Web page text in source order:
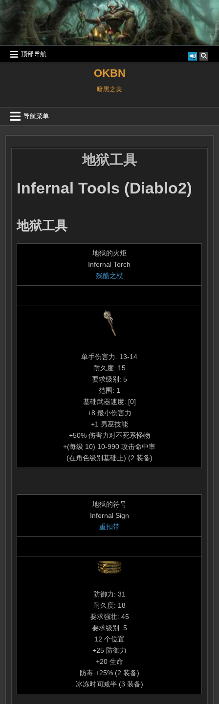
跳
至
顶部导航
OKBN
暗黑之美
导航菜单
地狱工具
Infernal Tools (Diablo2)
地狱工具
地狱的火炬
Infernal Torch
残酷之杖
单手伤害力: 13-14
耐久度: 15
要求级别: 5
范围: 1
基础武器速度: [0]
+8 最小伤害力
+1 男巫技能
+50% 伤害力对不死系怪物
+(每级 10) 10-990 攻击命中率
(在角色级别基础上) (2 装备)
地狱的符号
Infernal Sign
重扣带
防御力: 31
耐久度: 18
要求强壮: 45
要求级别: 5
12 个位置
+25 防御力
+20 生命
防毒 +25% (2 装备)
冰冻时间减半 (3 装备)